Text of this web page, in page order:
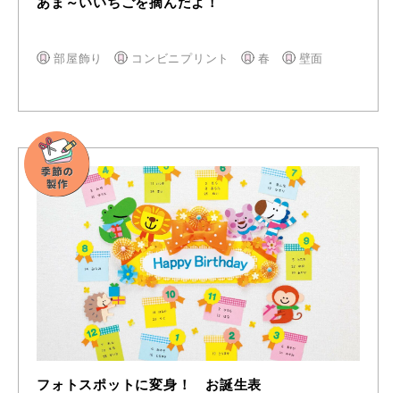
部屋飾り コンビニプリント 春 壁面
フォトスポットに変身！ お誕生表